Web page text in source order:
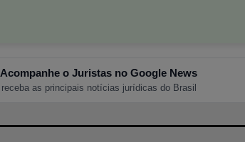
Acompanhe o Juristas no Google News
receba as principais notícias jurídicas do Brasil